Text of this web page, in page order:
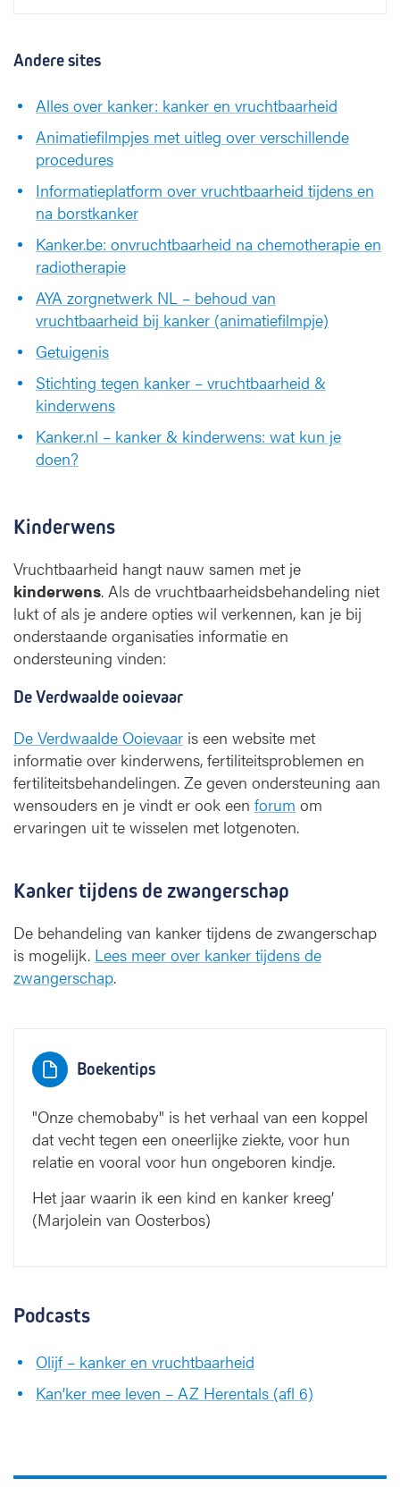
Andere sites
Alles over kanker: kanker en vruchtbaarheid
Animatiefilmpjes met uitleg over verschillende
procedures
Informatieplatform over vruchtbaarheid tijdens en
na borstkanker
Kanker.be: onvruchtbaarheid na chemotherapie en
radiotherapie
AYA zorgnetwerk NL – behoud van
vruchtbaarheid bij kanker (animatiefilmpje)
Getuigenis
Stichting tegen kanker – vruchtbaarheid &
kinderwens
Kanker.nl – kanker & kinderwens: wat kun je
doen?
Kinderwens
Vruchtbaarheid hangt nauw samen met je
kinderwens. Als de vruchtbaarheidsbehandeling niet
lukt of als je andere opties wil verkennen, kan je bij
onderstaande organisaties informatie en
ondersteuning vinden:
De Verdwaalde ooievaar
De Verdwaalde Ooievaar is een website met
informatie over kinderwens, fertiliteitsproblemen en
fertiliteitsbehandelingen. Ze geven ondersteuning aan
wensouders en je vindt er ook een forum om
ervaringen uit te wisselen met lotgenoten.
Kanker tijdens de zwangerschap
De behandeling van kanker tijdens de zwangerschap
is mogelijk. Lees meer over kanker tijdens de
zwangerschap.
Boekentips
"Onze chemobaby" is het verhaal van een koppel
dat vecht tegen een oneerlijke ziekte, voor hun
relatie en vooral voor hun ongeboren kindje.
Het jaar waarin ik een kind en kanker kreeg’
(Marjolein van Oosterbos)
Podcasts
Olijf – kanker en vruchtbaarheid
Kan’ker mee leven – AZ Herentals (afl 6)